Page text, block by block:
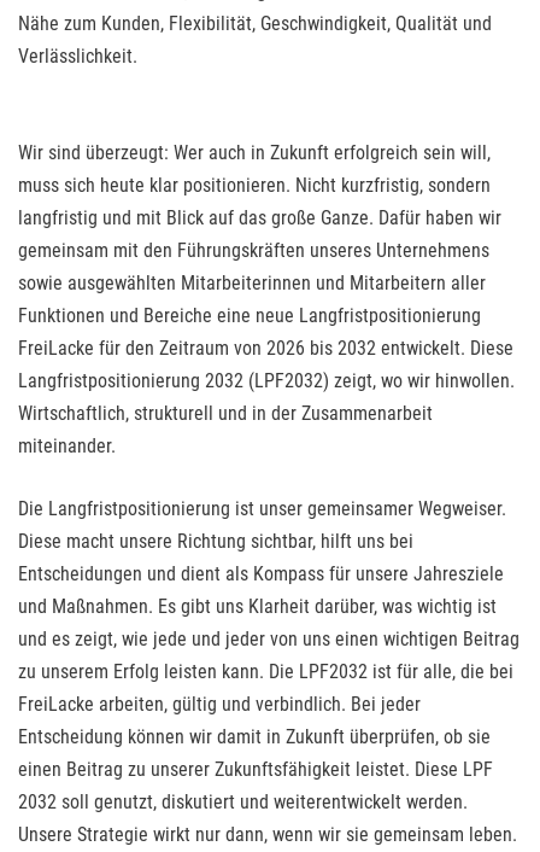
Nähe zum Kunden, Flexibilität, Geschwindigkeit, Qualität und
Verlässlichkeit.
Wir sind überzeugt: Wer auch in Zukunft erfolgreich sein will,
muss sich heute klar positionieren. Nicht kurzfristig, sondern
langfristig und mit Blick auf das große Ganze. Dafür haben wir
gemeinsam mit den Führungskräften unseres Unternehmens
sowie ausgewählten Mitarbeiterinnen und Mitarbeitern aller
Funktionen und Bereiche eine neue Langfristpositionierung
FreiLacke für den Zeitraum von 2026 bis 2032 entwickelt. Diese
Langfristpositionierung 2032 (LPF2032) zeigt, wo wir hinwollen.
Wirtschaftlich, strukturell und in der Zusammenarbeit
miteinander.
Die Langfristpositionierung ist unser gemeinsamer Wegweiser.
Diese macht unsere Richtung sichtbar, hilft uns bei
Entscheidungen und dient als Kompass für unsere Jahresziele
und Maßnahmen. Es gibt uns Klarheit darüber, was wichtig ist
und es zeigt, wie jede und jeder von uns einen wichtigen Beitrag
zu unserem Erfolg leisten kann. Die LPF2032 ist für alle, die bei
FreiLacke arbeiten, gültig und verbindlich. Bei jeder
Entscheidung können wir damit in Zukunft überprüfen, ob sie
einen Beitrag zu unserer Zukunftsfähigkeit leistet. Diese LPF
2032 soll genutzt, diskutiert und weiterentwickelt werden.
Unsere Strategie wirkt nur dann, wenn wir sie gemeinsam leben.